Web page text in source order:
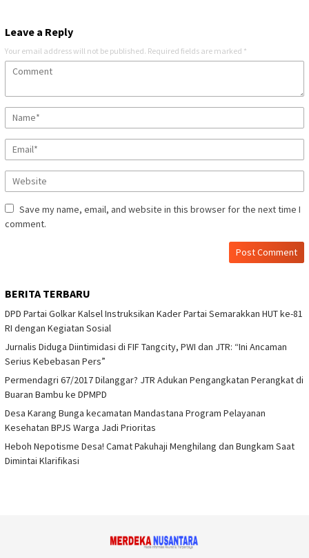
Leave a Reply
Your email address will not be published. Required fields are marked *
Save my name, email, and website in this browser for the next time I
comment.
BERITA TERBARU
DPD Partai Golkar Kalsel Instruksikan Kader Partai Semarakkan HUT ke-81
RI dengan Kegiatan Sosial
Jurnalis Diduga Diintimidasi di FIF Tangcity, PWI dan JTR: “Ini Ancaman
Serius Kebebasan Pers”
Permendagri 67/2017 Dilanggar? JTR Adukan Pengangkatan Perangkat di
Buaran Bambu ke DPMPD
Desa Karang Bunga kecamatan Mandastana Program Pelayanan
Kesehatan BPJS Warga Jadi Prioritas
Heboh Nepotisme Desa! Camat Pakuhaji Menghilang dan Bungkam Saat
Dimintai Klarifikasi